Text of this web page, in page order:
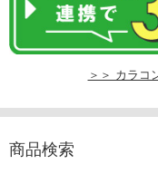
＞＞ カラコ
商品検索